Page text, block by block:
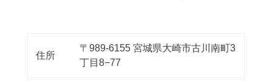
住所
〒989-6155 宮城県大崎市古川南町3
丁目8−77